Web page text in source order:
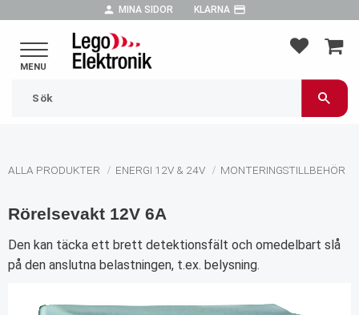
person MINA SIDOR KLARNA payment
ALLA PRODUKTER ENERGI 12V & 24V MONTERINGSTILLBEHÖR
Rörelsevakt 12V 6A
Den kan täcka ett brett detektionsfält och omedelbart slå
på den anslutna belastningen, t.ex. belysning.